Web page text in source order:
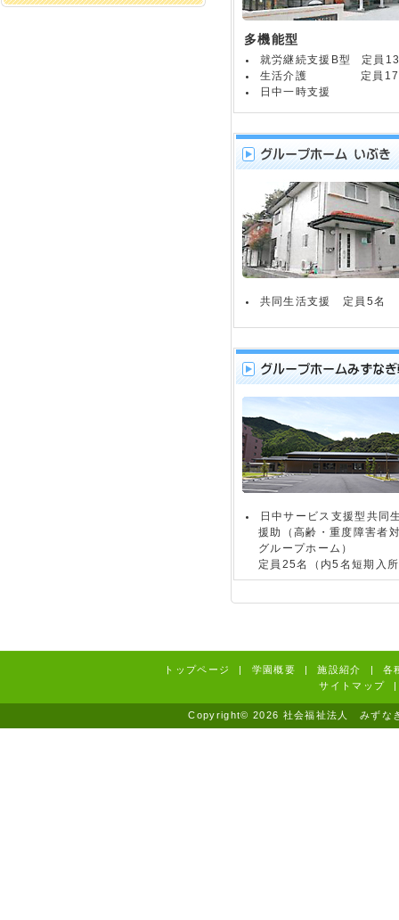
多機能型
就労継続支援B型
定員
生活介護
定員
日中一時支援
共同生活支援 定員5名
日中サービス支援型共同
援助（高齢・重度障害者
グループホーム）
定員25名（内5名短期入
トップページ | 学園概要 | 施設紹介 |
各
サイトマップ
|
Copyright© 2026 社会福祉法人 み